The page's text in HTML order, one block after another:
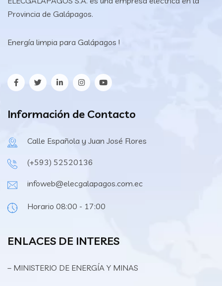
Provincia de Galápagos.
Energía limpia para Galápagos !
Información de Contacto
Calle Española y Juan José Flores
(+593) 52520136
infoweb@elecgalapagos.com.ec
Horario 08:00 - 17:00
ENLACES DE INTERES
– MINISTERIO DE ENERGÍA Y MINAS